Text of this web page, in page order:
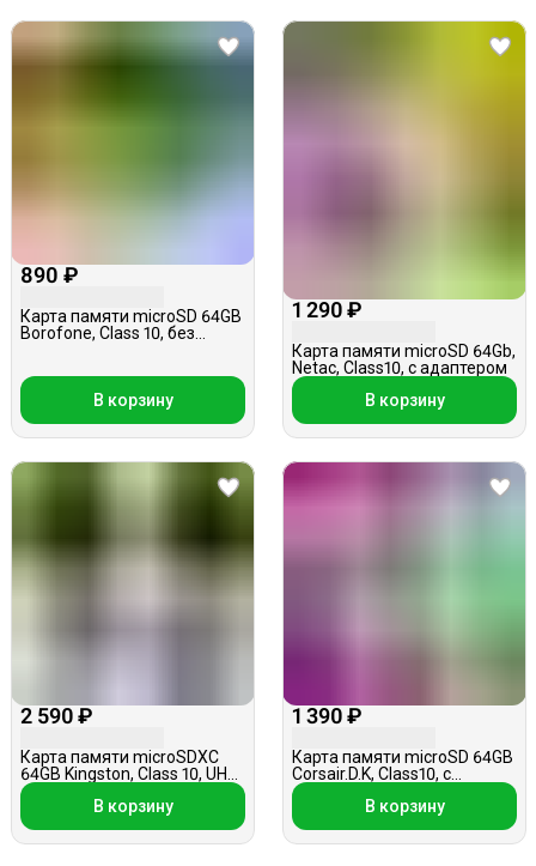
890 ₽
Карта памяти microSD 64GB
Borofone, Class 10, без
В корзину
1 290 ₽
Карта памяти microSD 64Gb,
Netac, Class10, с адаптером
В корзину
2 590 ₽
Карта памяти microSDXC
64GB Kingston, Class 10, UHS-
1,U1 A1 100Mb/s,без
адаптераВ корзину
1 390 ₽
Карта памяти microSD 64GB
Corsair.D.K, Class10, c
адаптером
В корзину